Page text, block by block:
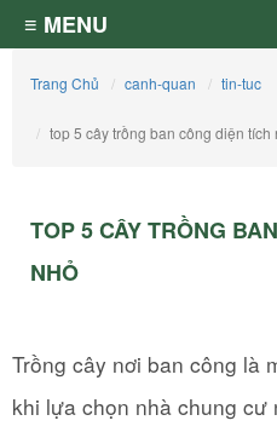
≡ MENU
Trang Chủ canh-quan tin-tuc
top 5 cây trồng ban công diện tích
TOP 5 CÂY TRỒNG
NHỎ
Trồng cây nơi ban công là
khi lựa chọn nhà chung